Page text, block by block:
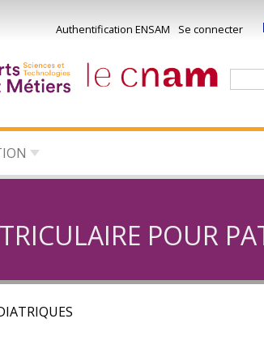
du
compte
Authentification ENSAM Se connecter
POUR